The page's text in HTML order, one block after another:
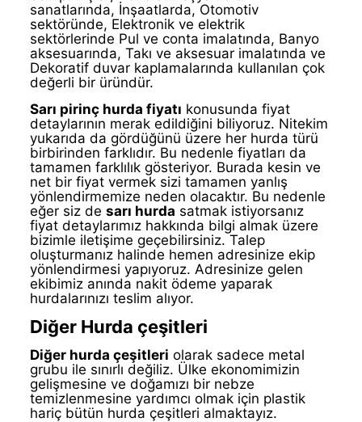
sanatlarında, İnşaatlarda, Otomotiv
sektöründe, Elektronik ve elektrik
sektörlerinde Pul ve conta imalatında, Banyo
aksesuarında, Takı ve aksesuar imalatında ve
Dekoratif duvar kaplamalarında kullanılan çok
değerli bir üründür.
Sarı pirinç hurda fiyatı konusunda fiyat
detaylarının merak edildiğini biliyoruz. Nitekim
yukarıda da gördüğünü üzere her hurda türü
birbirinden farklıdır. Bu nedenle fiyatları da
tamamen farklılık gösteriyor. Burada kesin ve
net bir fiyat vermek sizi tamamen yanlış
yönlendirmemize neden olacaktır. Bu nedenle
eğer siz de sarı hurda satmak istiyorsanız
fiyat detaylarımız hakkında bilgi almak üzere
bizimle iletişime geçebilirsiniz. Talep
oluşturmanız halinde hemen adresinize ekip
yönlendirmesi yapıyoruz. Adresinize gelen
ekibimiz anında nakit ödeme yaparak
hurdalarınızı teslim alıyor.
Diğer Hurda çeşitleri
Diğer hurda çeşitleri olarak sadece metal
grubu ile sınırlı değiliz. Ülke ekonomimizin
gelişmesine ve doğamızı bir nebze
temizlenmesine yardımcı olmak için plastik
hariç bütün hurda çeşitleri almaktayız.